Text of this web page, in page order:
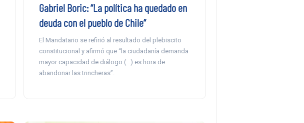
Gabriel Boric: “La política ha quedado en
deuda con el pueblo de Chile”
El Mandatario se refirió al resultado del plebiscito
constitucional y afirmó que “la ciudadanía demanda
mayor capacidad de diálogo (…) es hora de
abandonar las trincheras”.